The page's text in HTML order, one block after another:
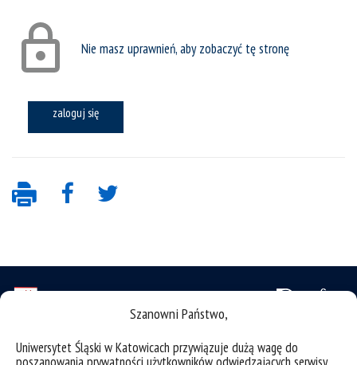
Szanowni Państwo,
Uniwersytet Śląski w Katowicach przywiązuje dużą wagę do
poszanowania prywatności użytkowników odwiedzających serwisy
Nie masz uprawnień, aby zobaczyć tę stronę
zaloguj się
deklaracja dostępności